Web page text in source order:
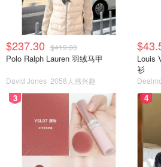
和花会被兔子啃，但影响不大~
各家质量差不多，Home Depot 10
价钱，百分百开花，有的能开两枝~
$237.30 $419.00
Polo Ralph Lauren 羽绒马甲
David Jones 2058人感兴趣
Louis
衫
3 4